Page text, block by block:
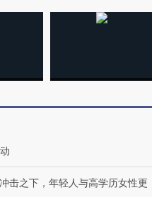
击之下，年轻人与高学历女性更